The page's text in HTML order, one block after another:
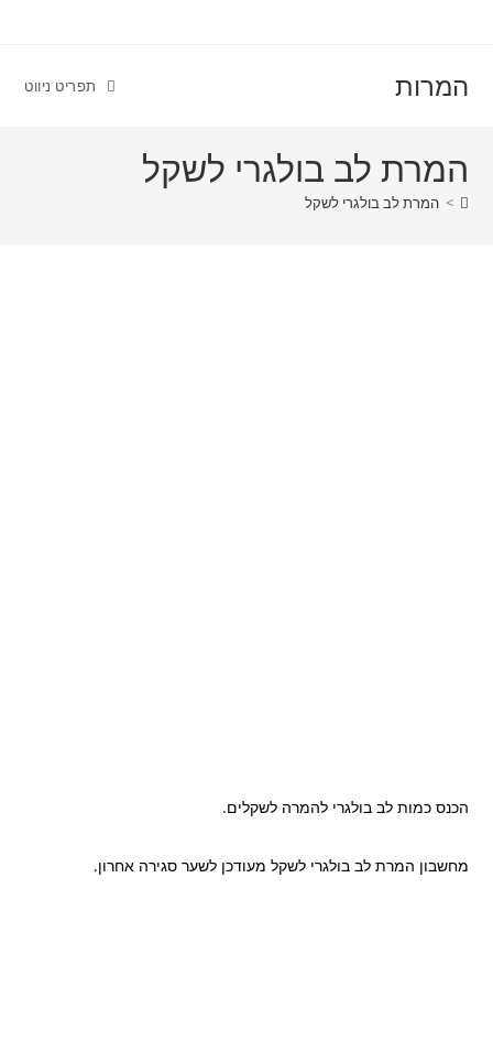
המרות תפריט ניווט
המרת לב בולגרי לשקל
> המרת לב בולגרי לשקל
הכנס כמות לב בולגרי להמרה לשקלים.
מחשבון המרת לב בולגרי לשקל מעודכן לשער סגירה אחרון.